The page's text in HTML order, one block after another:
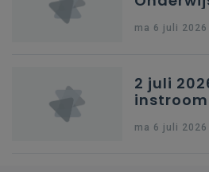
ma 6 juli 2026
2 juli
federale
ma 6 juli 2026